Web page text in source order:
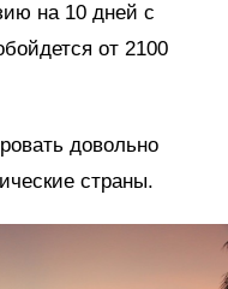
на 10 дней с
от 2100
довольно
страны.